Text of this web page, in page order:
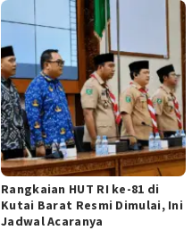
Rangkaian HUT RI ke-81 di
Kutai Barat Resmi Dimulai, Ini
Jadwal Acaranya